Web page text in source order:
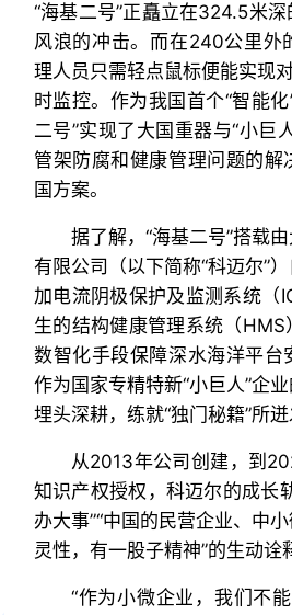
“海基二号”正矗立在324.5米
风浪的冲击。而在240公里外
理人员只需轻点鼠标便能实现
时监控。作为我国首个“智能
二号”实现了大国重器与“小巨
管架防腐和健康管理问题的解
国方案。
据了解，“海基二号”搭载
有限公司（以下简称“科迈尔”
加电流阴极保护及监测系统（
生的结构健康管理系统（
数智化手段保障深水海洋平台
作为国家专精特新“小巨人”企
埋头深耕，练就“独门秘籍”所迸
从2013年公司创建，到
知识产权授权，科迈尔的成长
办大事”“中国的民营企业、中
灵性，有一股子精神”的生动诠
“作为小微企业，我们不